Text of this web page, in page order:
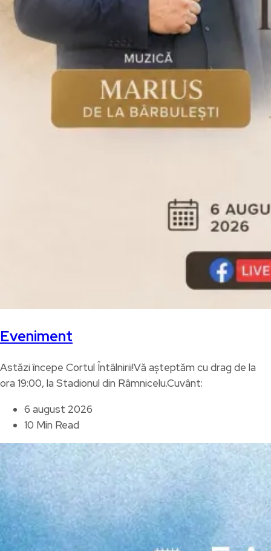
Eveniment
Astăzi începe Cortul Întâlnirii!Vă așteptăm cu drag de la
ora 19:00, la Stadionul din Râmnicelu.Cuvânt:
6 august 2026
10 Min Read